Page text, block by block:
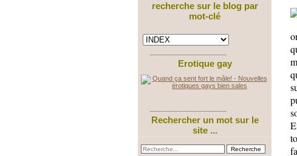
recherche sur le blog par
mot-clé
Erotique gay
Rechercher un mot sur le
site ...